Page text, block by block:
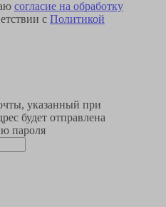
согласие на обработку
с Политикой
указанный при
будет отправлена
пароля